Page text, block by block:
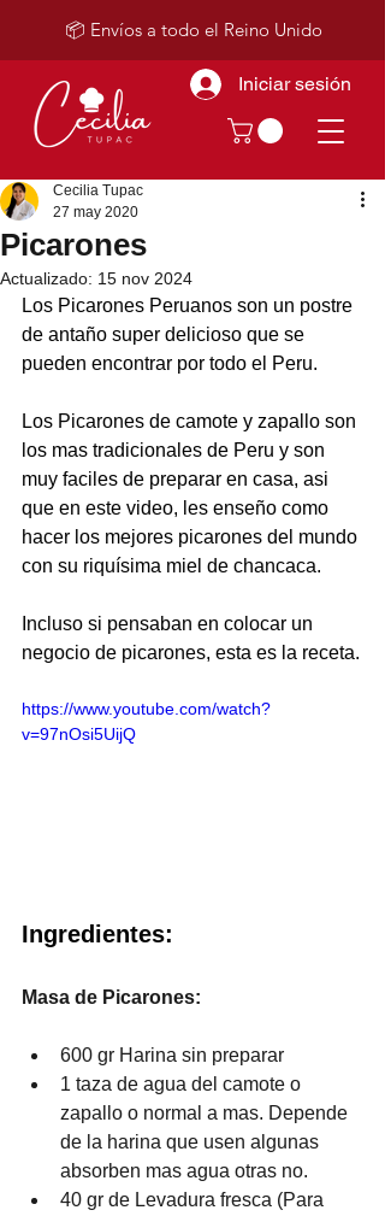
Iniciar sesión
📦 Envíos a todo el Reino Unido
Picarones
Cecilia Tupac
27 may 2020
Actualizado: 15 nov 2024
Los Picarones Peruanos son un postre
de antaño super delicioso que se
pueden encontrar por todo el Peru.
Los Picarones de camote y zapallo son
los mas tradicionales de Peru y son
muy faciles de preparar en casa, asi
que en este video, les enseño como
hacer los mejores picarones del mundo
con su riquísima miel de chancaca.
Incluso si pensaban en colocar un
negocio de picarones, esta es la receta.
https://www.youtube.com/watch?
v=97nOsi5UijQ
Ingredientes:
Masa de Picarones:
600 gr Harina sin preparar
1 taza de agua del camote o
zapallo o normal a mas. Depende
de la harina que usen algunas
absorben mas agua otras no.
40 gr de Levadura fresca (Para